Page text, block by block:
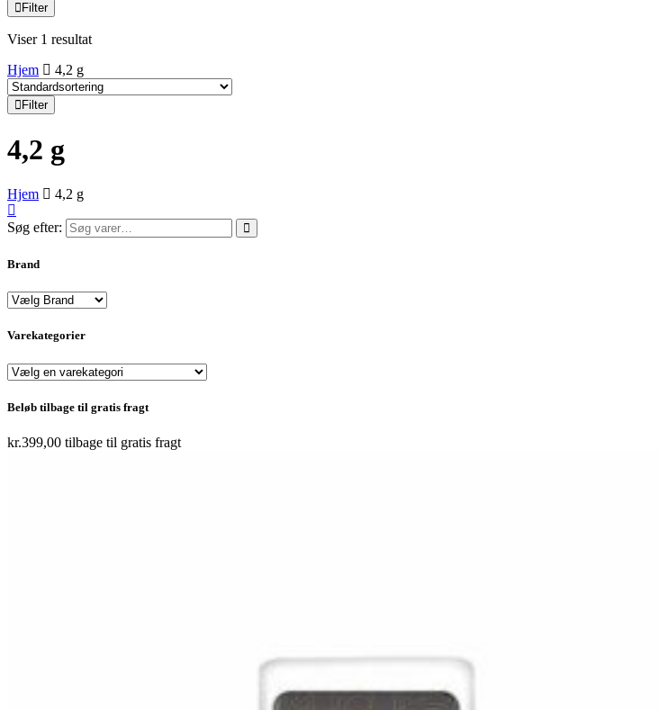
Filter
Viser 1 resultat
Hjem
4,2 g
Filter
4,2 g
Hjem 4,2 g
Søg efter:
Brand
Varekategorier
Beløb tilbage til gratis fragt
kr.399,00 tilbage til gratis fragt